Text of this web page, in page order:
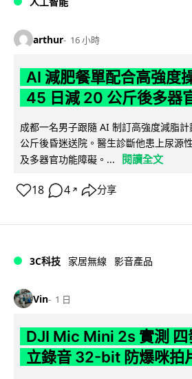
arthur 16 小時
AI 減肥餐單配合高強
45 日減 20 公斤後多器
成都一名男子跟隨 AI 制訂高強度減脂
公斤後昏迷送院。醫生診斷他患上尿源
及多器官功能障礙。...
閱讀全文
18 4 ↗ 分享
3C科技 家居無線 影音產品
Vin 1 日
DJI Mic Mini 2s 實測 四
立錄音 32-bit 防爆咪拍